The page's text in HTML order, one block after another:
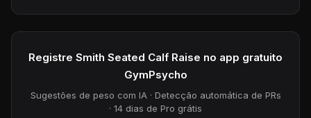
Registre Smith Seated Calf Raise no app gratuito
GymPsycho
Sugestões de peso com IA · Detecção automática de PRs
· 14 dias de Pro grátis